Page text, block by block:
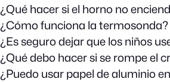
¿Qué hacer si el horno no
¿Cómo funciona la termosonda?
¿Es seguro dejar que los niños
¿Qué debo hacer si se rompe el
¿Puedo usar papel de aluminio